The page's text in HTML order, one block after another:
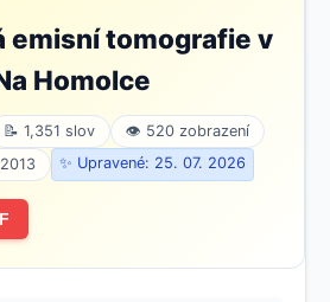
emisní tomografie v
Homolce
📝 1,351 slov
👁 520 zobrazení
✨ Upravené: 25. 07. 2026